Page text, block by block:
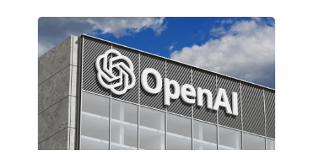
ПРИОРИТЕТНЫЕ
ЗАДАЧИ
ПО
РАЗВИТИЮ
ЭКОСИСТЕМЫ
ИСКУССТВЕННОГО
ИНТЕЛЛЕКТА